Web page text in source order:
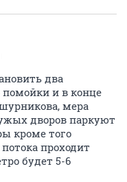
два
и в конце
мера
дворов паркуют
кроме того
проходит
будет 5-6